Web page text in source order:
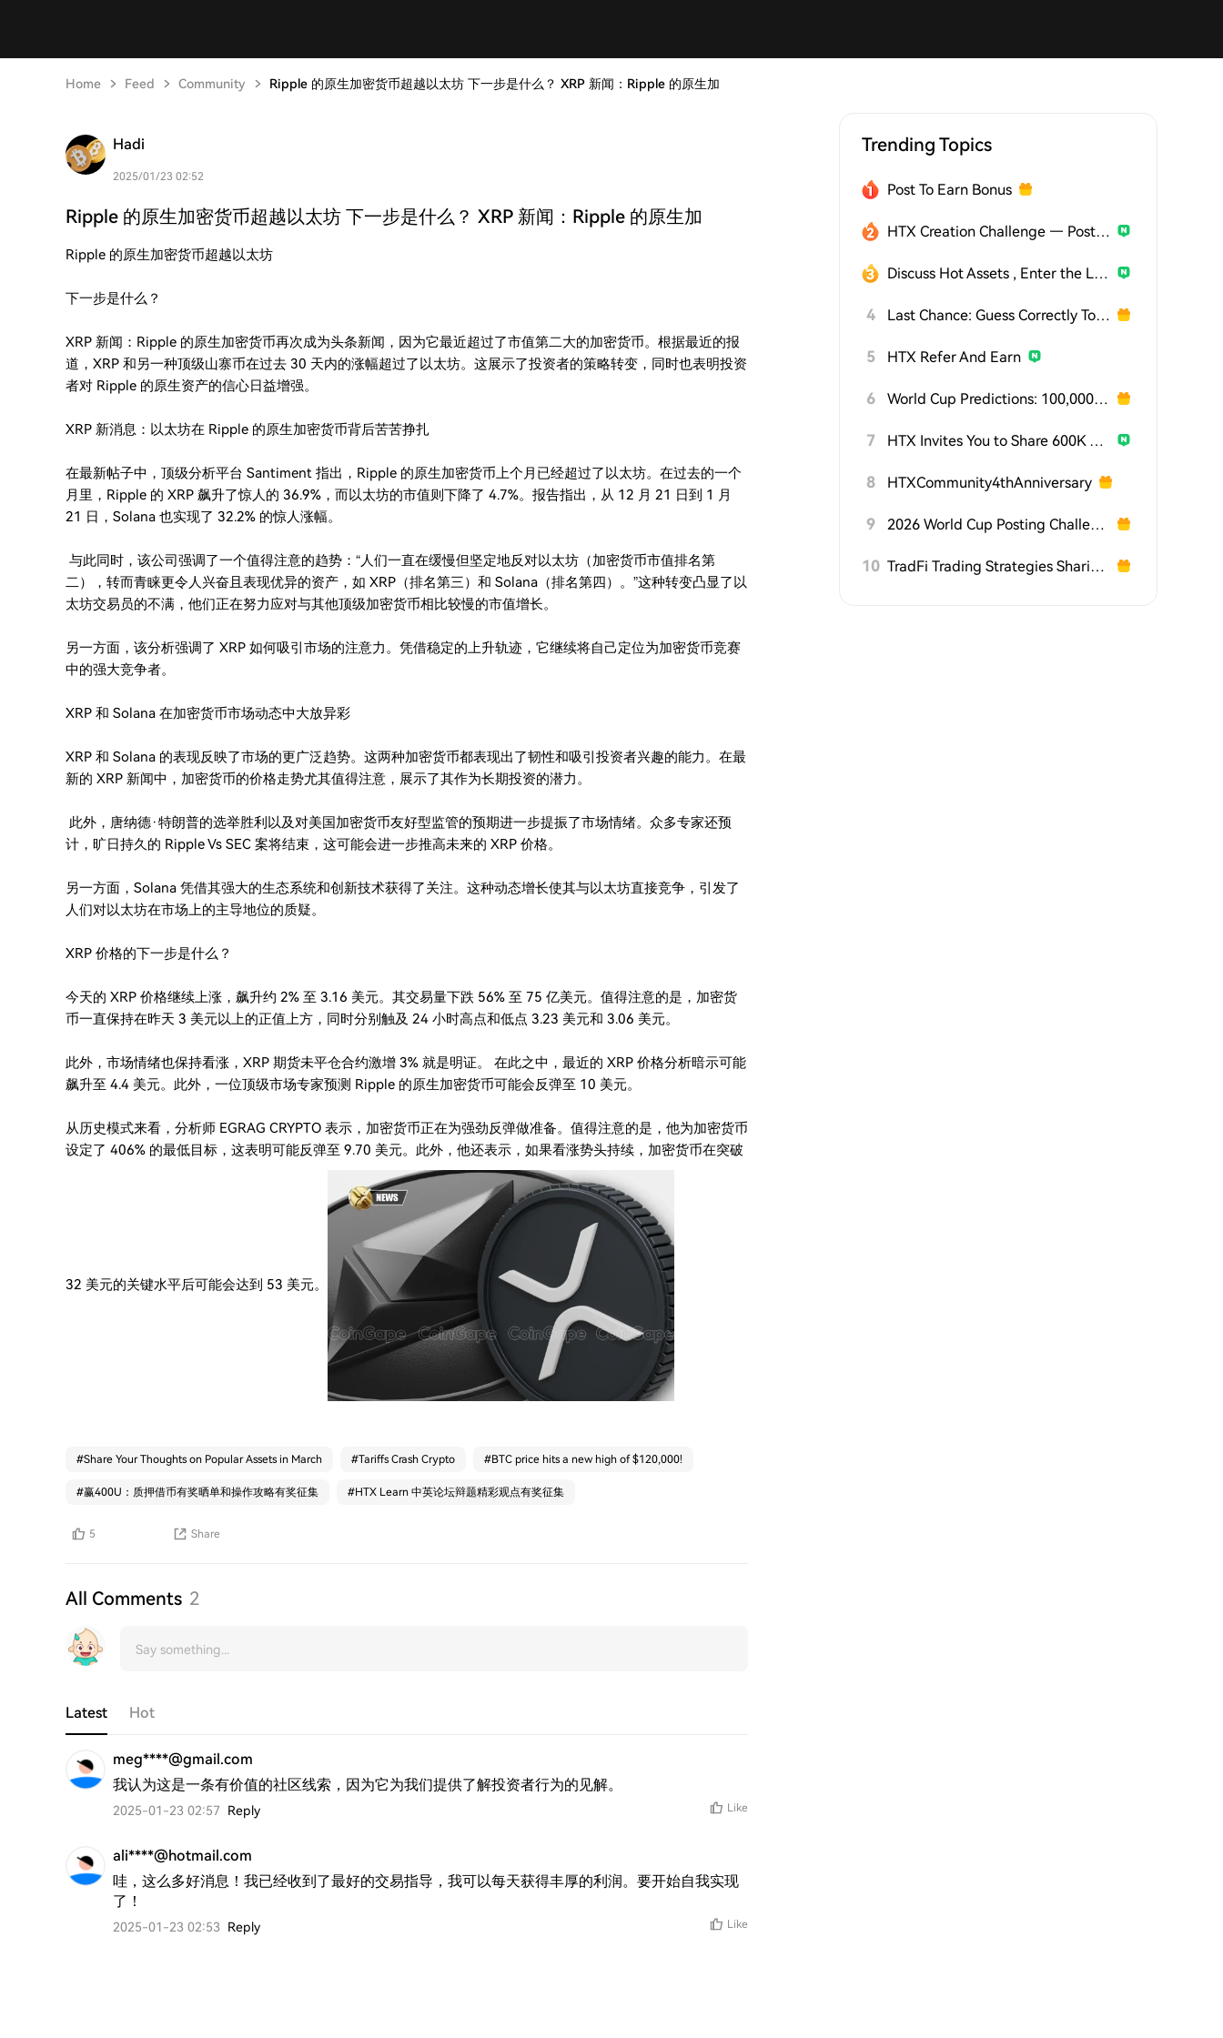
Home Feed Community Ripple 的原生加密货币超越以太坊 下一步是什么？ XRP 新闻：Ripple 的原生加
Hadi
2025/01/23 02:52
Ripple 的原生加密货币超越以太坊 下一步是什么？ XRP 新闻：Ripple 的原生加
Ripple 的原生加密货币超越以太坊
下一步是什么？
XRP 新闻：Ripple 的原生加密货币再次成为头条新闻，因为它最近超过了市值第二大的加密货币。根据最近的报
道，XRP 和另一种顶级山寨币在过去 30 天内的涨幅超过了以太坊。这展示了投资者的策略转变，同时也表明投资
者对 Ripple 的原生资产的信心日益增强。
XRP 新消息：以太坊在 Ripple 的原生加密货币背后苦苦挣扎
在最新帖子中，顶级分析平台 Santiment 指出，Ripple 的原生加密货币上个月已经超过了以太坊。在过去的一个
月里，Ripple 的 XRP 飙升了惊人的 36.9%，而以太坊的市值则下降了 4.7%。报告指出，从 12 月 21 日到 1 月
21 日，Solana 也实现了 32.2% 的惊人涨幅。
与此同时，该公司强调了一个值得注意的趋势：“人们一直在缓慢但坚定地反对以太坊（加密货币市值排名第
二），转而青睐更令人兴奋且表现优异的资产，如 XRP（排名第三）和 Solana（排名第四）。”这种转变凸显了以
太坊交易员的不满，他们正在努力应对与其他顶级加密货币相比较慢的市值增长。
另一方面，该分析强调了 XRP 如何吸引市场的注意力。凭借稳定的上升轨迹，它继续将自己定位为加密货币竞赛
中的强大竞争者。
XRP 和 Solana 在加密货币市场动态中大放异彩
XRP 和 Solana 的表现反映了市场的更广泛趋势。这两种加密货币都表现出了韧性和吸引投资者兴趣的能力。在最
新的 XRP 新闻中，加密货币的价格走势尤其值得注意，展示了其作为长期投资的潜力。
此外，唐纳德·特朗普的选举胜利以及对美国加密货币友好型监管的预期进一步提振了市场情绪。众多专家还预
计，旷日持久的 Ripple Vs SEC 案将结束，这可能会进一步推高未来的 XRP 价格。
另一方面，Solana 凭借其强大的生态系统和创新技术获得了关注。这种动态增长使其与以太坊直接竞争，引发了
人们对以太坊在市场上的主导地位的质疑。
XRP 价格的下一步是什么？
今天的 XRP 价格继续上涨，飙升约 2% 至 3.16 美元。其交易量下跌 56% 至 75 亿美元。值得注意的是，加密货
币一直保持在昨天 3 美元以上的正值上方，同时分别触及 24 小时高点和低点 3.23 美元和 3.06 美元。
此外，市场情绪也保持看涨，XRP 期货未平仓合约激增 3% 就是明证。 在此之中，最近的 XRP 价格分析暗示可能
飙升至 4.4 美元。此外，一位顶级市场专家预测 Ripple 的原生加密货币可能会反弹至 10 美元。
从历史模式来看，分析师 EGRAG CRYPTO 表示，加密货币正在为强劲反弹做准备。值得注意的是，他为加密货币
设定了 406% 的最低目标，这表明可能反弹至 9.70 美元。此外，他还表示，如果看涨势头持续，加密货币在突破
32 美元的关键水平后可能会达到 53 美元。
#Share Your Thoughts on Popular Assets in March #Tariffs Crash Crypto #BTC price hits a new high of $120,000!
#赢400U：质押借币有奖晒单和操作攻略有奖征集 #HTX Learn 中英论坛辩题精彩观点有奖征集
5 Share
All Comments 2
Latest Hot
meg****@gmail.com
我认为这是一条有价值的社区线索，因为它为我们提供了解投资者行为的见解。
2025-01-23 02:57 Reply Like
ali****@hotmail.com
哇，这么多好消息！我已经收到了最好的交易指导，我可以每天获得丰厚的利润。要开始自我实现
了！
2025-01-23 02:53 Reply Like
Trending Topics
Post To Earn Bonus
HTX Creation Challenge — Post and Win 1,500U
Discuss Hot Assets , Enter the Lucky Draw
4 Last Chance: Guess Correctly Today and Win More
5 HTX Refer And Earn
6 World Cup Predictions: 100,000 USDT Daily
7 HTX Invites You to Share 600K USDT in Gift Packs
8 HTXCommunity4thAnniversary
9 2026 World Cup Posting Challenge on HTX Square
10 TradFi Trading Strategies Sharing Challenge